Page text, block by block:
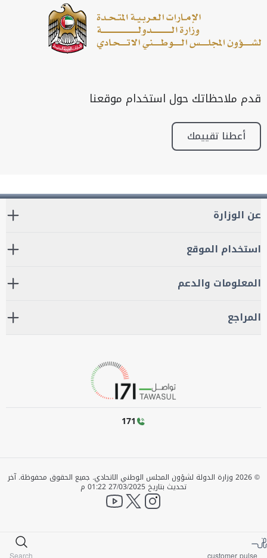
قدم ملاحظاتك حول استخدام موقعنا
أعطنا تقييمك
عن الوزارة
استخدام الموقع
المعلومات والدعم
المراجع
171
©
2026 وزارة الدولة لشؤون المجلس الوطني الاتحادي. جميع الحقوق محفوظة.آخر
تحديث بتاريخ 27/03/2025 01:22 م
instagram
twitter
YouTube